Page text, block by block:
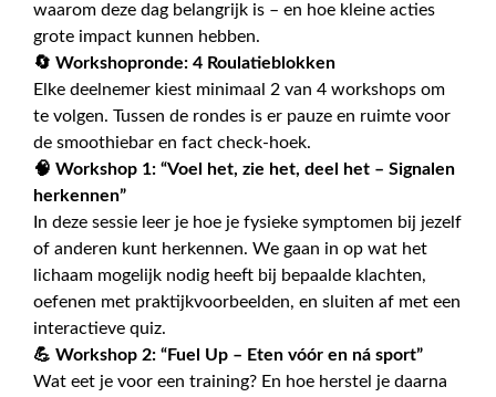
waarom deze dag belangrijk is – en hoe kleine acties
grote impact kunnen hebben.
🔄 Workshopronde: 4 Roulatieblokken
Elke deelnemer kiest minimaal 2 van 4 workshops om
te volgen. Tussen de rondes is er pauze en ruimte voor
de smoothiebar en fact check-hoek.
🧠 Workshop 1: “Voel het, zie het, deel het – Signalen
herkennen”
In deze sessie leer je hoe je fysieke symptomen bij jezelf
of anderen kunt herkennen. We gaan in op wat het
lichaam mogelijk nodig heeft bij bepaalde klachten,
oefenen met praktijkvoorbeelden, en sluiten af met een
interactieve quiz.
💪 Workshop 2: “Fuel Up – Eten vóór en ná sport”
Wat eet je voor een training? En hoe herstel je daarna